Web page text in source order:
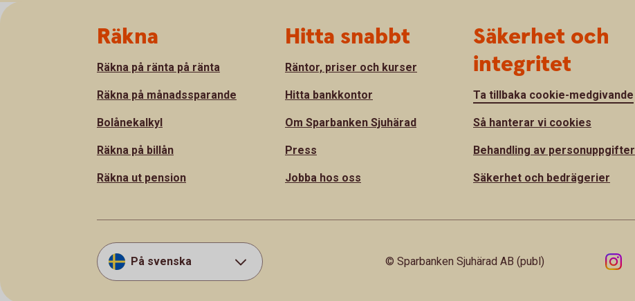
Räkna
Räkna på ränta på ränta
Räkna på månadssparande
Bolånekalkyl
Räkna på billån
Räkna ut pension
Hitta snabbt
Räntor, priser och kurser
Hitta bankkontor
Om Sparbanken Sjuhärad
Press
Jobba hos oss
Säkerhet och
integritet
Ta tillbaka cookie-medgivande
Så hanterar vi cookies
Behandling av personuppgifter
Säkerhet och bedrägerier
På svenska © Sparbanken Sjuhärad AB (publ)